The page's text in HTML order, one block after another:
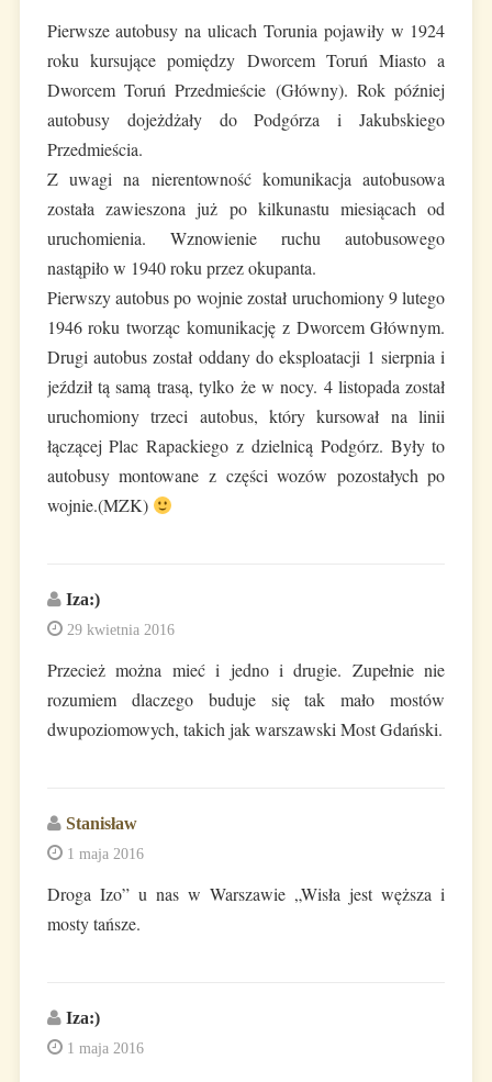
Pierwsze autobusy na ulicach Torunia pojawiły w 1924
roku kursujące pomiędzy Dworcem Toruń Miasto a
Dworcem Toruń Przedmieście (Główny). Rok później
autobusy dojeżdżały do Podgórza i Jakubskiego
Przedmieścia.
Z uwagi na nierentowność komunikacja autobusowa
została zawieszona już po kilkunastu miesiącach od
uruchomienia. Wznowienie ruchu autobusowego
nastąpiło w 1940 roku przez okupanta.
Pierwszy autobus po wojnie został uruchomiony 9 lutego
1946 roku tworząc komunikację z Dworcem Głównym.
Drugi autobus został oddany do eksploatacji 1 sierpnia i
jeździł tą samą trasą, tylko że w nocy. 4 listopada został
uruchomiony trzeci autobus, który kursował na linii
łączącej Plac Rapackiego z dzielnicą Podgórz. Były to
autobusy montowane z części wozów pozostałych po
wojnie.(MZK)
Iza:)
29 kwietnia 2016
Przecież można mieć i jedno i drugie. Zupełnie nie
rozumiem dlaczego buduje się tak mało mostów
dwupoziomowych, takich jak warszawski Most Gdański.
Stanisław
1 maja 2016
Droga Izo” u nas w Warszawie „Wisła jest węższa i
mosty tańsze.
Iza:)
1 maja 2016